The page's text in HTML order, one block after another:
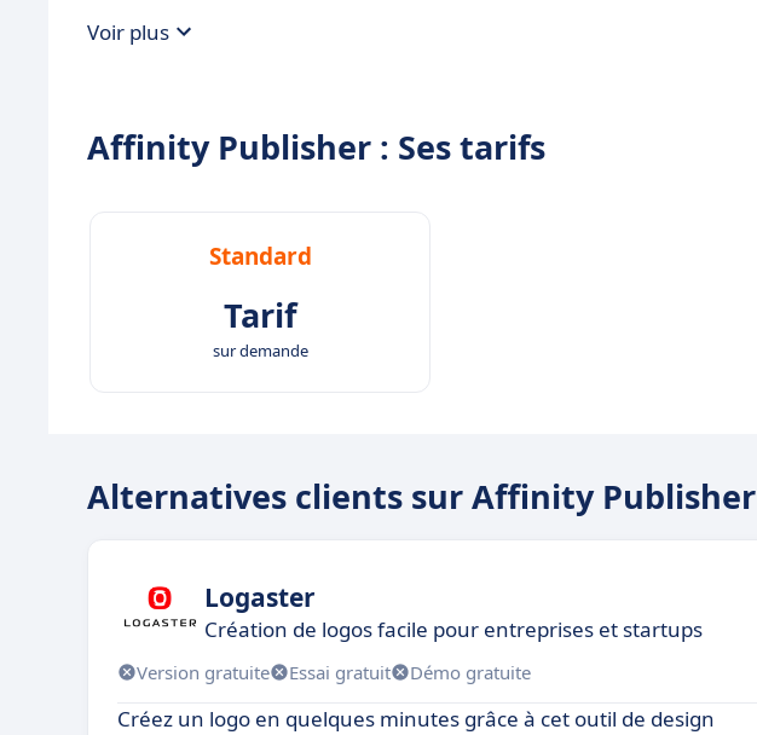
Voir plus
Affinity Publisher : Ses tarifs
Standard
Tarif
sur demande
Alternatives clients sur Affinity Publisher
Logaster
Création de logos facile pour entreprises et startups
Version gratuite Essai gratuit Démo gratuite
Créez un logo en quelques minutes grâce à cet outil de design